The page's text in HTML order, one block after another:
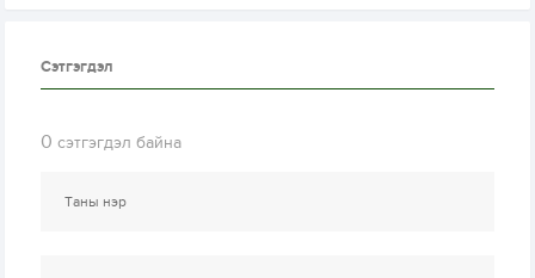
Сэтгэгдэл
0 сэтгэгдэл байна